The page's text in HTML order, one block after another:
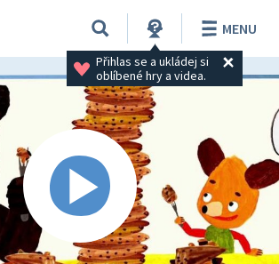
Přihlas se a ukládej si
oblíbené hry a videa.
MENU